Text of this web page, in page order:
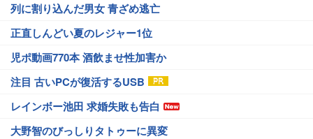
列に割り込んだ男女 青ざめ逃亡
正直しんどい夏のレジャー1位
児ポ動画770本 酒飲ませ性加害か
注目 古いPCが復活するUSB
レインボー池田 求婚失敗も告白
大野智のびっしりタトゥーに異変